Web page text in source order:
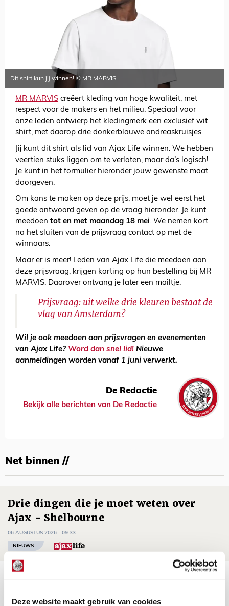
Deze website maakt gebruik van cookies
Dit shirt kun jij winnen! © MR MARVIS
MR MARVIS creëert kleding van hoge kwaliteit, met
respect voor de makers en het milieu. Speciaal voor
onze leden ontwierp het kledingmerk een exclusief wit
shirt, met daarop drie donkerblauwe andreaskruisjes.
Jij kunt dit shirt als lid van Ajax Life winnen. We hebben
veertien stuks liggen om te verloten, maar da’s logisch!
Je kunt in het formulier hieronder jouw gewenste maat
doorgeven.
Om kans te maken op deze prijs, moet je wel eerst het
goede antwoord geven op de vraag hieronder. Je kunt
meedoen tot en met maandag 18 mei. We nemen kort
na het sluiten van de prijsvraag contact op met de
winnaars.
Maar er is meer! Leden van Ajax Life die meedoen aan
deze prijsvraag, krijgen korting op hun bestelling bij MR
MARVIS. Daarover ontvang je later een mailtje.
Prijsvraag: uit welke drie kleuren bestaat de
vlag van Amsterdam?
Wil je ook meedoen aan prijsvragen en evenementen
van Ajax Life? Word dan snel lid! Nieuwe
aanmeldingen worden vanaf 1 juni verwerkt.
De Redactie
Bekijk alle berichten van De Redactie
Net binnen //
Drie dingen die je moet weten over
Ajax - Shelbourne
06 AUGUSTUS 2026 - 09:33
NIEUWS
Ter Stegen over uitdagingen en